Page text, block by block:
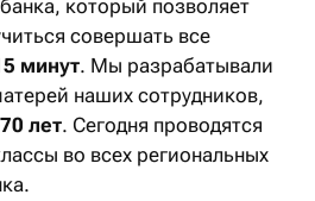
который позволяет
совершать все
минут. Мы разрабатывали
наших сотрудников,
лет. Сегодня проводятся
во всех региональных